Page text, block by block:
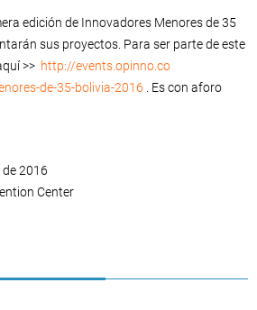
edición de Innovadores Menores de 35
sus proyectos. Para ser parte de este
>> http://events.opinno.co
de-35-bolivia-2016 . Es con aforo
2016
Center